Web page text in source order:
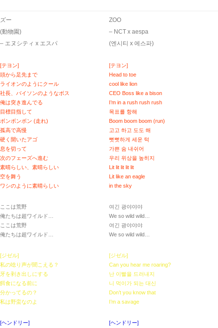
ズー
(動物園)
– エヌシティ x エスパ
[テヨン]
頭から足先まで
ライオンのようにクール
社長、バイソンのようなボス
俺は突き進んでる
目標目指して
ボンボンボン (走れ)
孤高で高慢
硬く開いたアゴ
息を切って
次のフェーズへ進む
素晴らしい、素晴らしい
空を舞う
ワシのように素晴らしい
ここは荒野
俺たちは超ワイルド…
ここは荒野
俺たちは超ワイルド…
[ジゼル]
私の唸り声が聞こえる？
牙を剥き出しにする
餌食になる前に
分かってるの？
私は野蛮なのよ
[ヘンドリー]
ZOO
– ​NCT x aespa
(엔시티 x 에스파)
[テヨン]
Head to toe
cool like lion
CEO Boss like a bison
I’m in a rush rush rush
목표를 항해
Boom boom boom (run)
고고 하고 도도 해
뻣뻣하게 세운 턱
가쁜 숨 내쉬어
우리 위상을 높히지
Lit lit lit lit lit
Lit like an eagle
in the sky
여긴 광야야야
We so wild wild…
여긴 광야야야
We so wild wild…
[ジゼル]
Can you hear me roaring?
난 이빨을 드러내지
니 먹이가 되는 대신
Don’t you know that
I’m a savage
[ヘンドリー]